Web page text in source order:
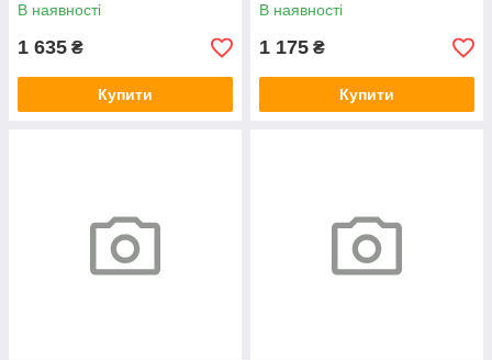
В наявності
1 635 ₴
Купити
В наявності
1 175 ₴
Купити